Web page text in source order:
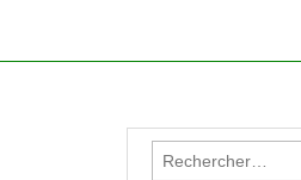
Rechercher :